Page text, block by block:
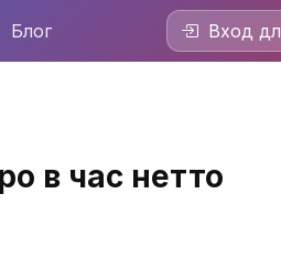
Блог Вход
в час нетто